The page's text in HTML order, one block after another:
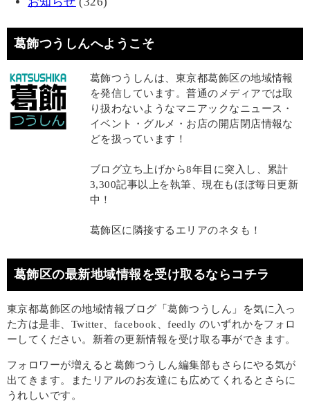
葛飾つうしんへようこそ
葛飾つうしんは、東京都葛飾区の地域情報
を発信しています。普通のメディアでは取
り扱わないようなマニアックなニュース・
イベント・グルメ・お店の開店閉店情報な
どを扱っています！
ブログ立ち上げから8年目に突入し、累計
3,300記事以上を執筆、現在もほぼ毎日更新
中！
葛飾区に隣接するエリアのネタも！
葛飾区の最新地域情報を受け取るならコチラ
東京都葛飾区の地域情報ブログ「葛飾つうしん」を気に入っ
た方は是非、Twitter、facebook、feedly のいずれかをフォロ
ーしてください。新着の更新情報を受け取る事ができます。
フォロワーが増えると葛飾つうしん編集部もさらにやる気が
出てきます。またリアルのお友達にも広めてくれるとさらに
うれしいです。